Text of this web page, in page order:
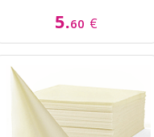
5.60 €